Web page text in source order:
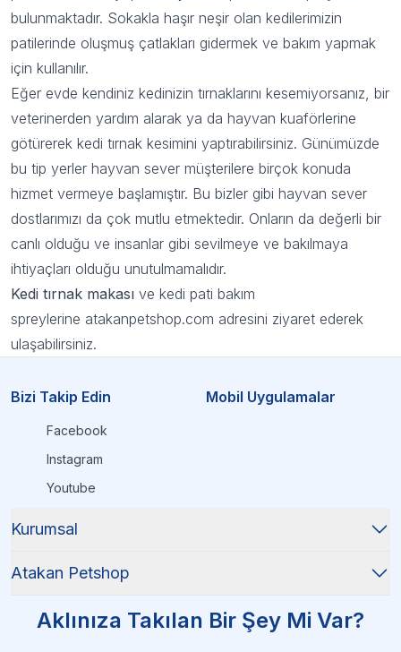
bulunmaktadır. Sokakla haşır neşir olan kedilerimizin
patilerinde oluşmuş çatlakları gidermek ve bakım yapmak
için kullanılır.
Eğer evde kendiniz kedinizin tırnaklarını kesemiyorsanız, bir
veterinerden yardım alarak ya da hayvan kuaförlerine
götürerek kedi tırnak kesimini yaptırabilirsiniz. Günümüzde
bu tip yerler hayvan sever müşterilere birçok konuda
hizmet vermeye başlamıştır. Bu bizler gibi hayvan sever
dostlarımızı da çok mutlu etmektedir. Onların da değerli bir
canlı olduğu ve insanlar gibi sevilmeye ve bakılmaya
ihtiyaçları olduğu unutulmamalıdır.
Kedi tırnak makası ve kedi pati bakım
spreylerine atakanpetshop.com adresini ziyaret ederek
ulaşabilirsiniz.
Bizi Takip Edin
Facebook
Instagram
Youtube
Mobil Uygulamalar
Kurumsal
Atakan Petshop
Aklınıza Takılan Bir Şey Mi Var?